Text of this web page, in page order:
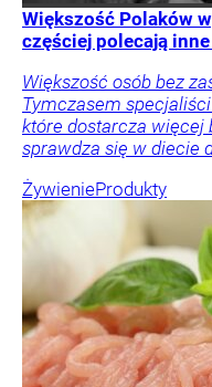
Większość Polaków
częściej polecają
Większość osób bez
Tymczasem
które dostarcza więcej
sprawdza się w diecie
ŻywienieProdukty